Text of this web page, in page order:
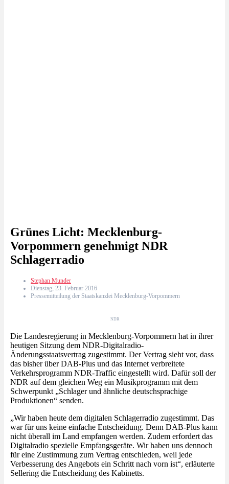
Grünes Licht: Mecklenburg-
Vorpommern genehmigt NDR
Schlagerradio
Stephan Munder
Dienstag, 23. Februar 2016
Pressemitteilung der Staatskanzlei Mecklenburg-Vorpommern
NDR
Die Landesregierung in Mecklenburg-Vorpommern hat in ihrer
heutigen Sitzung dem NDR-Digitalradio-
Änderungsstaatsvertrag zugestimmt. Der Vertrag sieht vor, dass
das bisher über DAB-Plus und das Internet verbreitete
Verkehrsprogramm NDR-Traffic eingestellt wird. Dafür soll der
NDR auf dem gleichen Weg ein Musikprogramm mit dem
Schwerpunkt „Schlager und ähnliche deutschsprachige
Produktionen“ senden.
„Wir haben heute dem digitalen Schlagerradio zugestimmt. Das
war für uns keine einfache Entscheidung. Denn DAB-Plus kann
nicht überall im Land empfangen werden. Zudem erfordert das
Digitalradio spezielle Empfangsgeräte. Wir haben uns dennoch
für eine Zustimmung zum Vertrag entschieden, weil jede
Verbesserung des Angebots ein Schritt nach vorn ist“, erläuterte
Sellering die Entscheidung des Kabinetts.